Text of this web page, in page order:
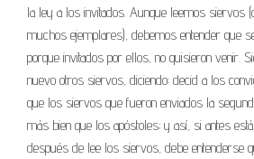
la ley a los invitados. Aunque leemos siervos
muchos ejemplares), debemos entender que
porque invitados por ellos, no quisieron venir.
nuevo otros siervos, diciendo: decid a los
que los siervos que fueron enviados la
más bien que los apóstoles; y así, si antes
después de lee los siervos, debe entenderse